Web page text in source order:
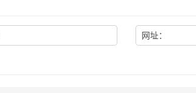
网址：